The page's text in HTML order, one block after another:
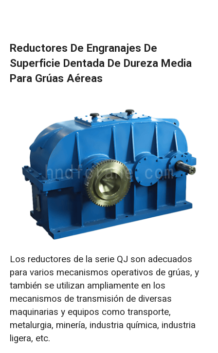
Reductores De Engranajes De
Superficie Dentada De Dureza Media
Para Grúas Aéreas
Los reductores de la serie QJ son adecuados
para varios mecanismos operativos de grúas, y
también se utilizan ampliamente en los
mecanismos de transmisión de diversas
maquinarias y equipos como transporte,
metalurgia, minería, industria química, industria
ligera, etc.